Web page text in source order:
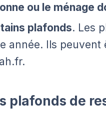
ou le ménage
plafonds. Les
année. Ils
plafonds de